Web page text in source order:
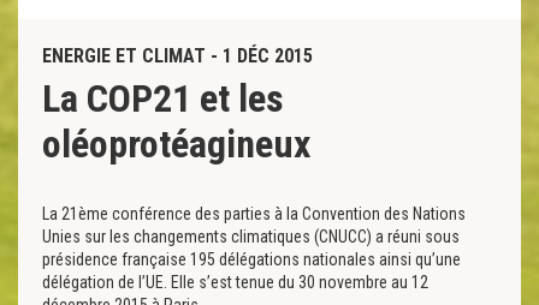
ENERGIE ET CLIMAT - 1 DÉC 2015
La COP21 et les
oléoprotéagineux
La 21ème conférence des parties à la Convention des Nations
Unies sur les changements climatiques (CNUCC) a réuni sous
présidence française 195 délégations nationales ainsi qu’une
délégation de l’UE. Elle s’est tenue du 30 novembre au 12